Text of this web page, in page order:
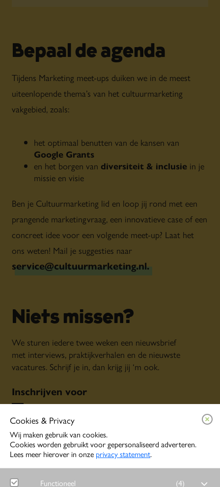
Cookies & Privacy
Wij maken gebruik van cookies.
Cookies worden gebruikt voor gepersonaliseerd adverteren.
Lees meer hierover in onze privacy statement.
Functioneel (4)
eigenzinnige kunst en een
divers publiek. Ze gelooft
dat cultuur toegankelijk
moet zijn voor iedereen, én
ongepolijst mag zijn. Ze
interesseert zich in het
bijzonder in leiderschap en
professionals: hoe voer je
echte gesprekken, begeleid je
teams en werk je vanuit
gedeelde waarden?
Bepaal de agenda
Tijdens Marketing meet-ups duiken we in de meest
uiteenlopende thema’s van het cultuurmarketing
vakgebied, zoals:
het optimaal benutten van de kansen van
Google Grants
en het borgen van diversiteit & inclusie in je
missie en visie
Ben je Cultuurmarketing lid en loop jij rond met een
prangende marketingvraag, een innovatieve case of een
concreet idee voor een volgende meet-up? Laat het
ons weten! Mail je suggesties naar
service@cultuurmarketing.nl.
Niets missen?
We sturen iedere twee weken een nieuwsbrief
met interviews, praktijkverhalen en de nieuwste
vacatures. Schrijf je in, dan krijg jij ‘m ook.
Inschrijven voor
Persoonlijke tips o.b.v. jouw interesses
Event alerts
Inschrijven